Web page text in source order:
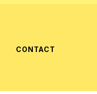
CONTACT